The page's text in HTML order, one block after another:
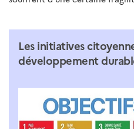
Les initiatives
développement